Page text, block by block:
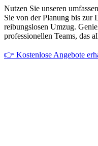
Nutzen Sie unseren
Sie von der Planung bis zur
reibungslosen Umzug.
professionellen Teams, das
👉 Kostenlose Angebote